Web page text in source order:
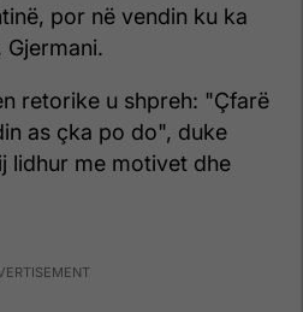
por në vendin ku ka
Gjermani.
retorike u shpreh: "Çfarë
as çka po do", duke
lidhur me motivet dhe